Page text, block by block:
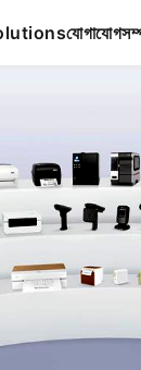
যোগাযোগ